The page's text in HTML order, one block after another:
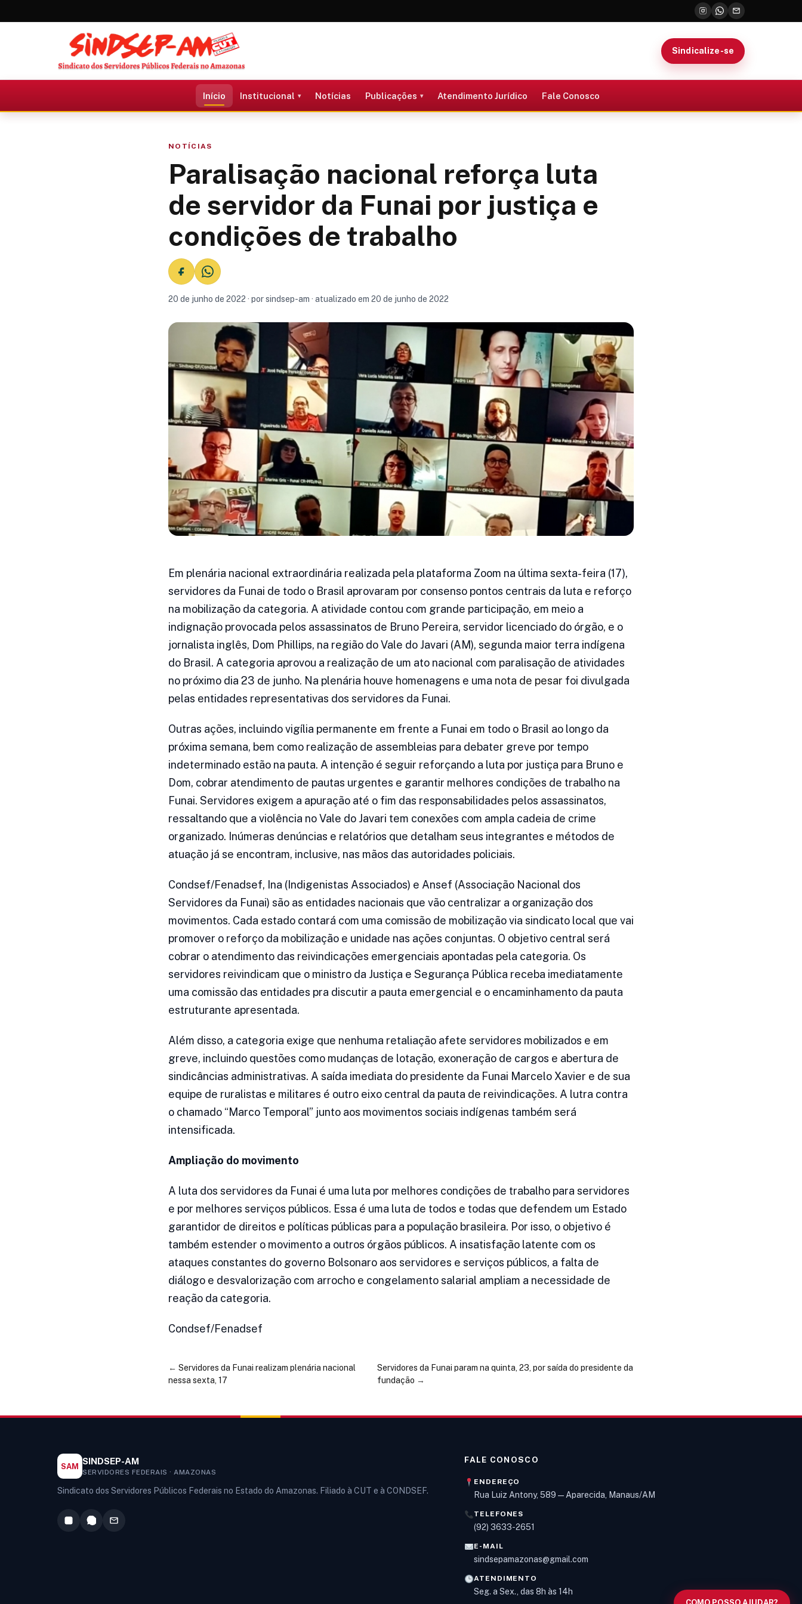
Sindicalize-se
Início Institucional Notícias Publicações Atendimento Jurídico Fale Conosco
NOTÍCIAS
Paralisação nacional reforça luta
de servidor da Funai por justiça e
condições de trabalho
20 de junho de 2022 · por sindsep-am · atualizado em 20 de junho de 2022
Em plenária nacional extraordinária realizada pela plataforma Zoom na última sexta-feira (17),
servidores da Funai de todo o Brasil aprovaram por consenso pontos centrais da luta e reforço
na mobilização da categoria. A atividade contou com grande participação, em meio a
indignação provocada pelos assassinatos de Bruno Pereira, servidor licenciado do órgão, e o
jornalista inglês, Dom Phillips, na região do Vale do Javari (AM), segunda maior terra indígena
do Brasil. A categoria aprovou a realização de um ato nacional com paralisação de atividades
no próximo dia 23 de junho. Na plenária houve homenagens e uma nota de pesar foi divulgada
pelas entidades representativas dos servidores da Funai.
Outras ações, incluindo vigília permanente em frente a Funai em todo o Brasil ao longo da
próxima semana, bem como realização de assembleias para debater greve por tempo
indeterminado estão na pauta. A intenção é seguir reforçando a luta por justiça para Bruno e
Dom, cobrar atendimento de pautas urgentes e garantir melhores condições de trabalho na
Funai. Servidores exigem a apuração até o fim das responsabilidades pelos assassinatos,
ressaltando que a violência no Vale do Javari tem conexões com ampla cadeia de crime
organizado. Inúmeras denúncias e relatórios que detalham seus integrantes e métodos de
atuação já se encontram, inclusive, nas mãos das autoridades policiais.
Condsef/Fenadsef, Ina (Indigenistas Associados) e Ansef (Associação Nacional dos
Servidores da Funai) são as entidades nacionais que vão centralizar a organização dos
movimentos. Cada estado contará com uma comissão de mobilização via sindicato local que vai
promover o reforço da mobilização e unidade nas ações conjuntas. O objetivo central será
cobrar o atendimento das reivindicações emergenciais apontadas pela categoria. Os
servidores reivindicam que o ministro da Justiça e Segurança Pública receba imediatamente
uma comissão das entidades pra discutir a pauta emergencial e o encaminhamento da pauta
estruturante apresentada.
Além disso, a categoria exige que nenhuma retaliação afete servidores mobilizados e em
greve, incluindo questões como mudanças de lotação, exoneração de cargos e abertura de
sindicâncias administrativas. A saída imediata do presidente da Funai Marcelo Xavier e de sua
equipe de ruralistas e militares é outro eixo central da pauta de reivindicações. A lutra contra
o chamado “Marco Temporal” junto aos movimentos sociais indígenas também será
intensificada.
Ampliação do movimento
A luta dos servidores da Funai é uma luta por melhores condições de trabalho para servidores
e por melhores serviços públicos. Essa é uma luta de todos e todas que defendem um Estado
garantidor de direitos e políticas públicas para a população brasileira. Por isso, o objetivo é
também estender o movimento a outros órgãos públicos. A insatisfação latente com os
ataques constantes do governo Bolsonaro aos servidores e serviços públicos, a falta de
diálogo e desvalorização com arrocho e congelamento salarial ampliam a necessidade de
reação da categoria.
Condsef/Fenadsef
← Servidores da Funai realizam plenária nacional
nessa sexta, 17
Servidores da Funai param na quinta, 23, por saída do presidente da
fundação →
SAM SINDSEP-AM
SERVIDORES FEDERAIS · AMAZONAS
Sindicato dos Servidores Públicos Federais no Estado do Amazonas. Filiado à CUT e à CONDSEF.
FALE CONOSCO
ENDEREÇO
Rua Luiz Antony, 589 — Aparecida, Manaus/AM
TELEFONES
(92) 3633-2651
E-MAIL
sindsepamazonas@gmail.com
ATENDIMENTO
Seg. a Sex., das 8h às 14h